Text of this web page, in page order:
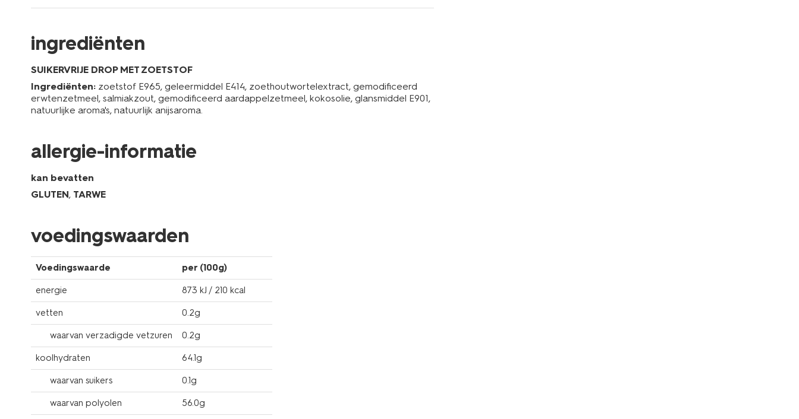
ingrediënten
SUIKERVRIJE DROP MET ZOETSTOF
Ingrediënten: zoetstof E965, geleermiddel E414, zoethoutwortelextract, gemodificeerd
erwtenzetmeel, salmiakzout, gemodificeerd aardappelzetmeel, kokosolie, glansmiddel E901,
natuurlijke aroma's, natuurlijk anijsaroma.
allergie-informatie
kan bevatten
GLUTEN, TARWE
voedingswaarden
Voedingswaarde per (100g)
energie 873 kJ / 210 kcal
vetten 0.2g
waarvan verzadigde vetzuren 0.2g
koolhydraten 64.1g
waarvan suikers 0.1g
waarvan polyolen 56.0g